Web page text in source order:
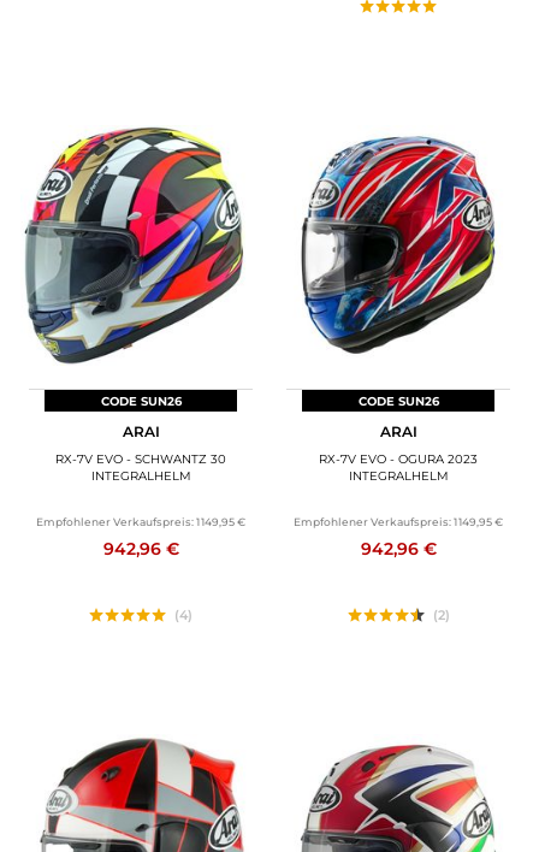
CODE SUN26
ARAI
RX-7V EVO - SCHWANTZ 30
INTEGRALHELM
Empfohlener Verkaufspreis:1 149,95 €
942,96 €
(4)
CODE SUN26
ARAI
RX-7V EVO - OGURA 2023
INTEGRALHELM
Empfohlener Verkaufspreis:1 149,95 €
942,96 €
(2)